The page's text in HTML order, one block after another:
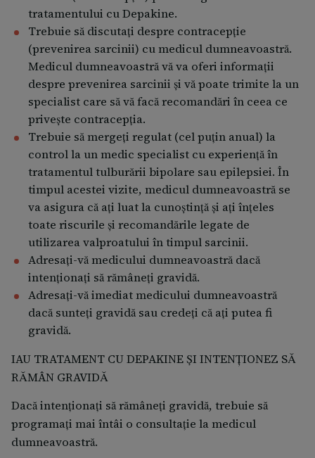
tratamentului cu Depakine.
Trebuie să discutați despre contracepție
(prevenirea sarcinii) cu medicul dumneavoastră.
Medicul dumneavoastră vă va oferi informații
despre prevenirea sarcinii și vă poate trimite la un
specialist care să vă facă recomandări în ceea ce
privește contracepția.
Trebuie să mergeți regulat (cel puțin anual) la
control la un medic specialist cu experiență în
tratamentul tulburării bipolare sau epilepsiei. În
timpul acestei vizite, medicul dumneavoastră se
va asigura că ați luat la cunoștință și ați înțeles
toate riscurile și recomandările legate de
utilizarea valproatului în timpul sarcinii.
Adresați-vă medicului dumneavoastră dacă
intenționați să rămâneți gravidă.
Adresați-vă imediat medicului dumneavoastră
dacă sunteţi gravidă sau credeţi că aţi putea fi
gravidă.
IAU TRATAMENT CU DEPAKINE ȘI INTENȚIONEZ SĂ
RĂMÂN GRAVIDĂ
Dacă intenționați să rămâneți gravidă, trebuie să
programați mai întâi o consultație la medicul
dumneavoastră.